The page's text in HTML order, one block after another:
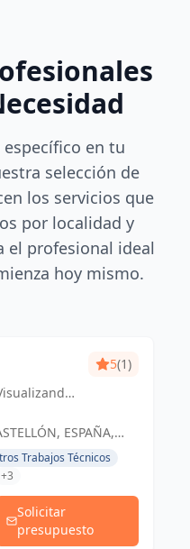
específico en tu
selección de
los servicios que
por localidad y
el profesional ideal
hoy mismo.
que
5(1)
ESPAÑA,
Trabajos Técnicos
+3
Solicitar
presupuesto